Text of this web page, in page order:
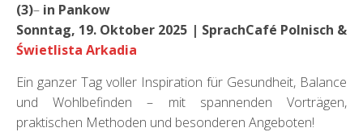
(3)– in Pankow
Sonntag, 19. Oktober 2025 | SprachCafé Polnisch &
Świetlista Arkadia
Ein ganzer Tag voller Inspiration für Gesundheit, Balance
und Wohlbefinden – mit spannenden Vorträgen,
praktischen Methoden und besonderen Angeboten!